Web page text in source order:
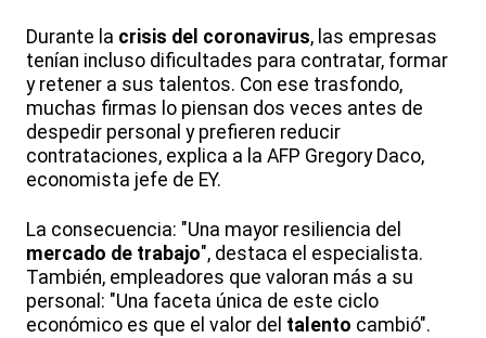
Durante la crisis del coronavirus, las empresas
tenían incluso dificultades para contratar, formar
y retener a sus talentos. Con ese trasfondo,
muchas firmas lo piensan dos veces antes de
despedir personal y prefieren reducir
contrataciones, explica a la AFP Gregory Daco,
economista jefe de EY.
La consecuencia: "Una mayor resiliencia del
mercado de trabajo", destaca el especialista.
También, empleadores que valoran más a su
personal: "Una faceta única de este ciclo
económico es que el valor del talento cambió".